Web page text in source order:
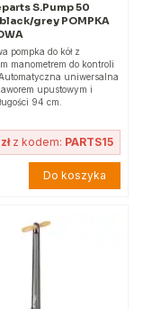
S.Pump 50
grey POMPKA
pompka do kół z
manometrem do kontroli
uniwersalna
upustowym i
94 cm.
z kodem: PARTS15
Do koszyka